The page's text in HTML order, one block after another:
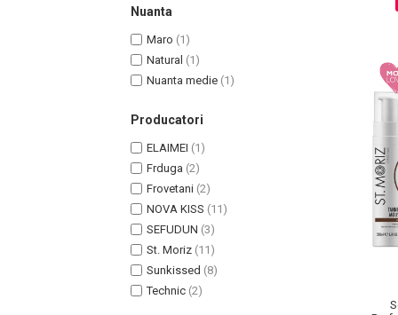
Nuanta
Maro (1)
Natural (1)
Nuanta medie (1)
Producatori
ELAIMEI (1)
Frduga (2)
Frovetani (2)
NOVA KISS (11)
SEFUDUN (3)
St. Moriz (11)
Sunkissed (8)
Technic (2)